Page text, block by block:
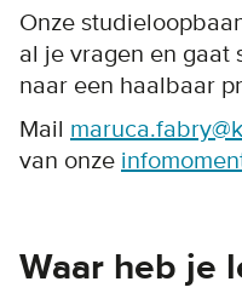
Onze
al je vragen en gaat
naar een haalbaar
Mail
van onze
Waar heb je